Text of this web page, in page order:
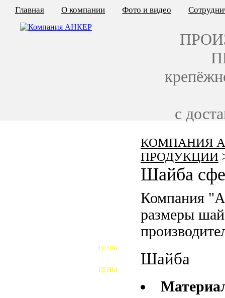
КОМПАНИЯ
ПРОДУКЦИИ
Шайба
Компания
размеры
Шайба
ЦЕНЫ
ЦЕНЫ
ШАЙБЫ ФУНДАМЕНТНЫЕ
Главная О компании Фото и видео
с